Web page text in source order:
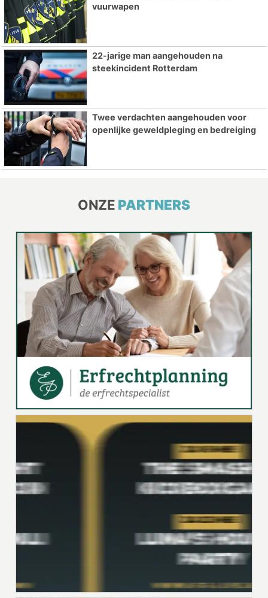
vuurwapen
22-jarige man aangehouden na
steekincident Rotterdam
Twee verdachten aangehouden voor
openlijke geweldpleging en bedreiging
ONZE PARTNERS